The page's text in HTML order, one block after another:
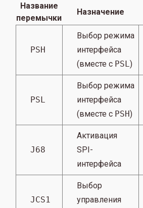
Название
перемычки
Назначение
PSH
Выбор режима
интерфейса
(вместе с PSL)
PSL
Выбор режима
интерфейса
(вместе с PSH)
J68
Активация
SPI-
интерфейса
JCS1
Выбор
управления